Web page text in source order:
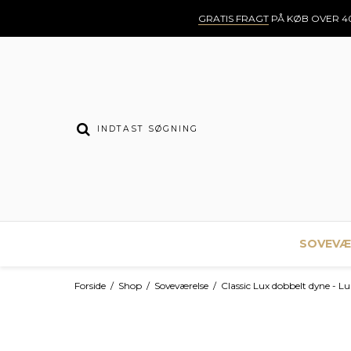
GRATIS FRAGTPÅ KØB OVER
Forside / Shop / Soveværelse / Classic Lux dobbelt dyne -